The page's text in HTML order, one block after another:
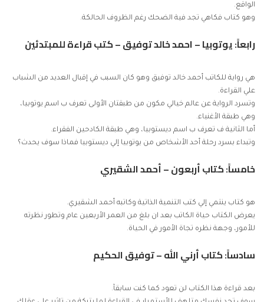
الواقع.
وهو كتاب فكاهي تجد فية الضحك رغم الظروف الحالكة.
رابعاً: يوتوبيا – احمد خالد توفيق– كتب قراءة للمبتدئين
هي رواية للكاتب أحمد خالد توفيق وهو كان السبب في إقبال العديد من الشباب
علي القراءة.
وتسرد الرواية عن عالم خيالي مكون من طبقتان الأولى تعرف ب اسم يوتوبيا،
وهي طبقة الأغنياء.
أما الثانية ف تعرف ب اسم ديستوبيا، وهي طبقة الكادحين الفقراء.
وتبداء بسرد رحلة أحد الأشخاص من يوتوبيا إلي ديستوبيا فماذا سوف يحدث؟
خامساً: كتاب أربعون – أحمد الشقيري
هو كتاب ينتمي إلي كتب التنمية الذاتية وكاتبه أحمد الشقيري.
يعرض الكتاب حياة الكاتب بعد ان بلغ من العمر الأربعين عام وتطور نظرته
للأمور، وجهة نظره تجاة الأمور في الحياة.
سادساً: كتاب أرني الله – توفيق الحكيم
بعد قراءة هذا الكتاب لن تعود كما كنت سابقآ.